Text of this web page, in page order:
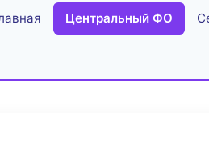
Центральный ФО